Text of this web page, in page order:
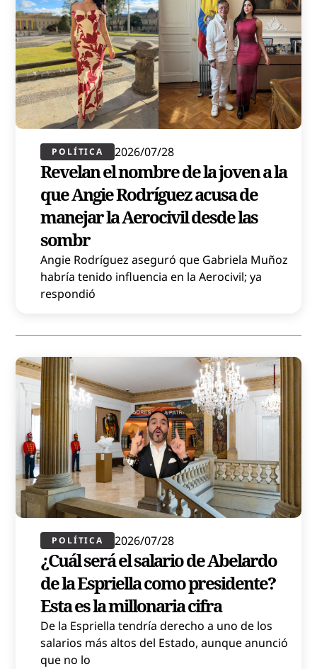
POLÍTICA​ 2026/07/28
Revelan el nombre de la joven a la
que Angie Rodríguez acusa de
manejar la Aerocivil desde las
sombr
Angie Rodríguez aseguró que Gabriela Muñoz
habría tenido influencia en la Aerocivil; ya
respondió
POLÍTICA​ 2026/07/28
¿Cuál será el salario de Abelardo
de la Espriella como presidente?
Esta es la millonaria cifra
De la Espriella tendría derecho a uno de los
salarios más altos del Estado, aunque anunció
que no lo